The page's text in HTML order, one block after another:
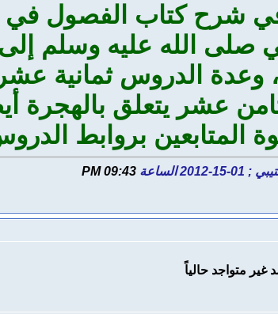
وعدة الدروس ثمانية
عشر يتعلق بالهجرة
المتابعين بروابط
الساعة 09:43 PM